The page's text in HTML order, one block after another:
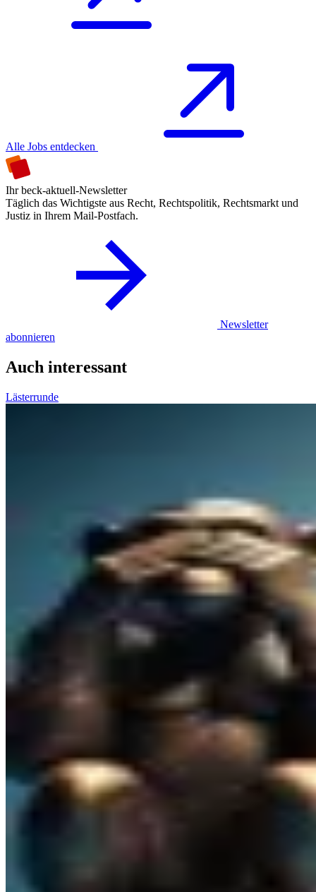
Alle Jobs entdecken
Ihr beck-aktuell-Newsletter
Täglich das Wichtigste aus Recht, Rechtspolitik, Rechtsmarkt und
Justiz in Ihrem Mail-Postfach.
Newsletter
abonnieren
Auch interessant
Lästerrunde